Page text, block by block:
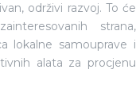
održivi razvoj. To će
strana,
lokalne samouprave i
alata za procjenu